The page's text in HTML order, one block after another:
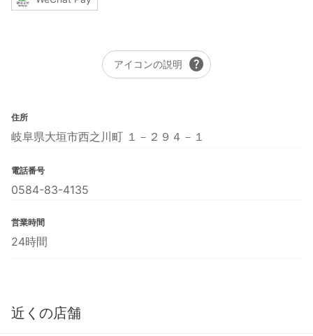
アイコンの説明 help
住所
岐阜県大垣市西之川町 １－２９４－１
電話番号
0584-83-4135
営業時間
24時間
近くの店舗